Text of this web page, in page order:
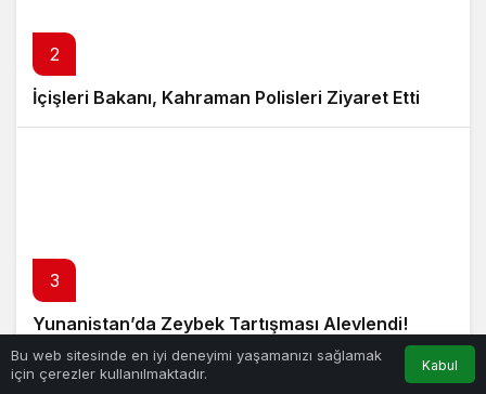
2
İçişleri Bakanı, Kahraman Polisleri Ziyaret Etti
3
Yunanistan’da Zeybek Tartışması Alevlendi!
Bu web sitesinde en iyi deneyimi yaşamanızı sağlamak
için çerezler kullanılmaktadır.
Kabul